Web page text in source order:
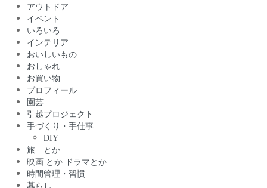
アウトドア
イベント
いろいろ
インテリア
おいしいもの
おしゃれ
お買い物
プロフィール
園芸
引越プロジェクト
手づくり・手仕事
DIY
旅 とか
映画 とか ドラマとか
時間管理・習慣
暮らし